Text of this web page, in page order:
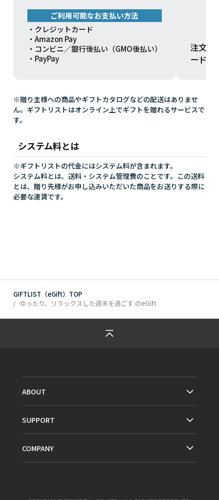
ご利用可能なお支払い方法
・クレジットカード
・Amazon Pay
・コンビニ／銀行後払い（GMO後払い）
・PayPay
注文方
ードを
※贈り主様への商品やギフトカタログなどの配送はありませ
ん。ギフトリストはオンライン上でギフトを贈れるサービスで
す。
システム料とは
※ギフトリストの代金にはシステム料が含まれます。
システム料とは、送料・システム管理費のことです。この送料
とは、贈り先様がお申し込みいただいた商品をお送りする際に
必要な運賃です。
GIFTLIST（eGift）TOP
ゆったり、リラックスした週末を過ごす のeGift
ABOUT
SUPPORT
COMPANY